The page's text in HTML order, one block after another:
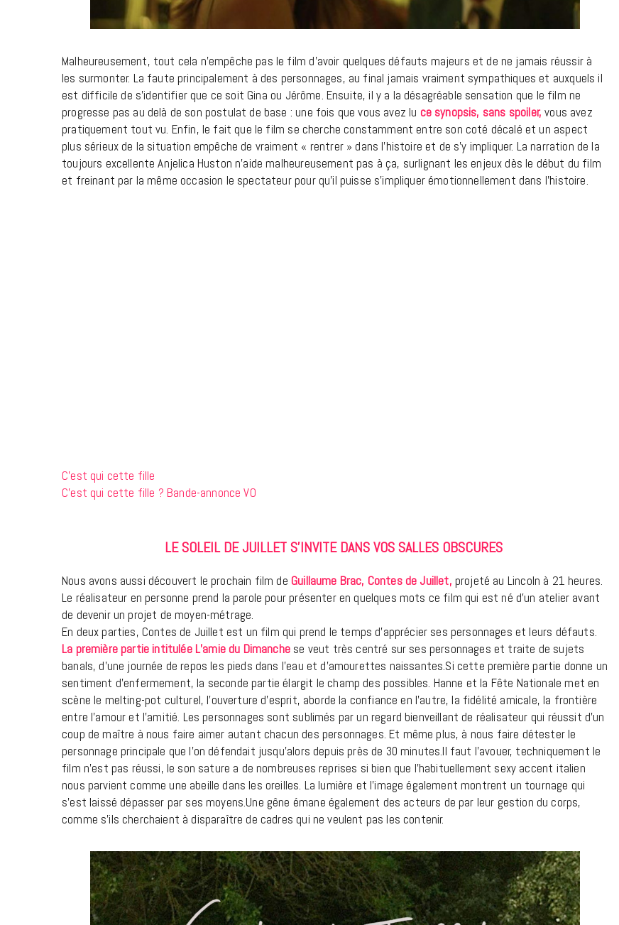
Malheureusement, tout cela n’empêche pas le film d’avoir quelques défauts majeurs et de ne jamais réussir à
les surmonter. La faute principalement à des personnages, au final jamais vraiment sympathiques et auxquels il
est difficile de s’identifier que ce soit Gina ou Jérôme. Ensuite, il y a la désagréable sensation que le film ne
progresse pas au delà de son postulat de base : une fois que vous avez lu ce synopsis, sans spoiler, vous avez
pratiquement tout vu. Enfin, le fait que le film se cherche constamment entre son coté décalé et un aspect
plus sérieux de la situation empêche de vraiment « rentrer » dans l’histoire et de s’y impliquer. La narration de la
toujours excellente Anjelica Huston n’aide malheureusement pas à ça, surlignant les enjeux dès le début du film
et freinant par la même occasion le spectateur pour qu’il puisse s’impliquer émotionnellement dans l’histoire.
C’est qui cette fille
C’est qui cette fille ? Bande-annonce VO
LE SOLEIL DE JUILLET S’INVITE DANS VOS SALLES OBSCURES
Nous avons aussi découvert le prochain film de Guillaume Brac, Contes de Juillet, projeté au Lincoln à 21 heures.
Le réalisateur en personne prend la parole pour présenter en quelques mots ce film qui est né d’un atelier avant
de devenir un projet de moyen-métrage.
En deux parties, Contes de Juillet est un film qui prend le temps d’apprécier ses personnages et leurs défauts.
La première partie intitulée L’amie du Dimanche se veut très centré sur ses personnages et traite de sujets
banals, d’une journée de repos les pieds dans l’eau et d’amourettes naissantes.Si cette première partie donne un
sentiment d’enfermement, la seconde partie élargit le champ des possibles. Hanne et la Fête Nationale met en
scène le melting-pot culturel, l’ouverture d’esprit, aborde la confiance en l’autre, la fidélité amicale, la frontière
entre l’amour et l’amitié. Les personnages sont sublimés par un regard bienveillant de réalisateur qui réussit d’un
coup de maître à nous faire aimer autant chacun des personnages. Et même plus, à nous faire détester le
personnage principale que l’on défendait jusqu’alors depuis près de 30 minutes.Il faut l’avouer, techniquement le
film n’est pas réussi, le son sature a de nombreuses reprises si bien que l’habituellement sexy accent italien
nous parvient comme une abeille dans les oreilles. La lumière et l’image également montrent un tournage qui
s’est laissé dépasser par ses moyens.Une gêne émane également des acteurs de par leur gestion du corps,
comme s’ils cherchaient à disparaître de cadres qui ne veulent pas les contenir.
Gainsbarre à ne pas manquer sur
18 FÉVRIER 2021